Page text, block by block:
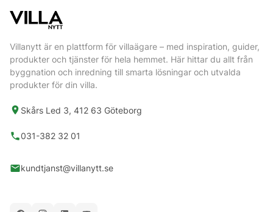
Villanytt är en plattform för villaägare – med inspiration, guider,
produkter och tjänster för hela hemmet. Här hittar du allt från
byggnation och inredning till smarta lösningar och utvalda
produkter för din villa.
Skårs Led 3, 412 63 Göteborg
031-382 32 01
kundtjanst@villanytt.se